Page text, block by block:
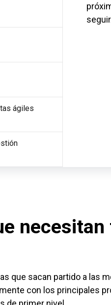
ágiles
necesitan
que sacan partido a las
con los principales